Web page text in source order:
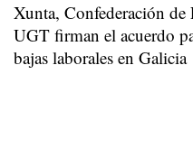
Xunta, Confederación de
UGT firman el acuerdo
bajas laborales en Galicia